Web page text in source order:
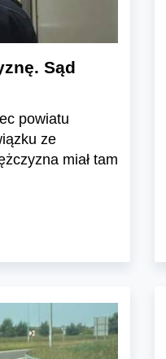
Sąd
powiatu
ze
miał tam